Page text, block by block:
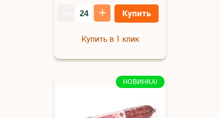
+ Купить
Купить в 1 клик
НОВИНКА!